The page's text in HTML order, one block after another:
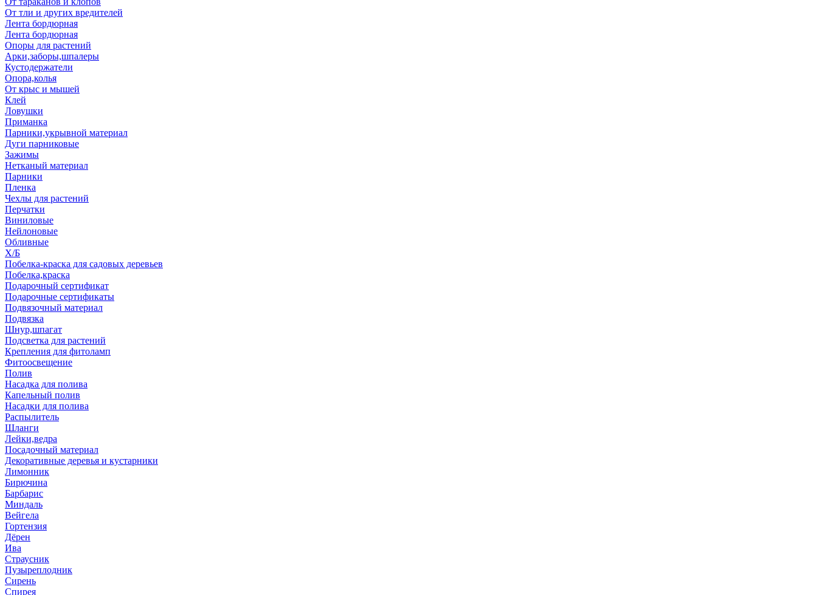
От тли и других вредителей
Лента бордюрная
Лента бордюрная
Опоры для растений
Арки,заборы,шпалеры
Кустодержатели
Опора,колья
От крыс и мышей
Клей
Ловушки
Приманка
Парники,укрывной материал
Дуги парниковые
Зажимы
Нетканый материал
Парники
Пленка
Чехлы для растений
Перчатки
Виниловые
Нейлоновые
Обливные
Х/Б
Побелка-краска для садовых деревьев
Побелка,краска
Подарочный сертификат
Подарочные сертификаты
Подвязочный материал
Подвязка
Шнур,шпагат
Подсветка для растений
Крепления для фитоламп
Фитоосвещение
Полив
Насадка для полива
Капельный полив
Насадки для полива
Распылитель
Шланги
Лейки,ведра
Посадочный материал
Декоративные деревья и кустарники
Лимонник
Бирючина
Барбарис
Миндаль
Вейгела
Гортензия
Дёрен
Ива
Страусник
Пузыреплодник
Сирень
Спирея